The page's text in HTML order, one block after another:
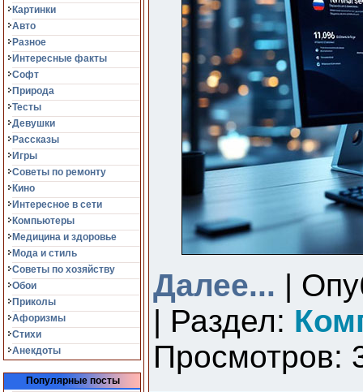
Картинки
Авто
Разное
Интересные факты
Софт
Природа
Тесты
Девушки
Рассказы
Игры
Советы по ремонту
Кино
Интересное в сети
Компьютеры
Медицина и здоровье
Мода и стиль
Советы по хозяйству
Обои
Приколы
Афоризмы
Стихи
Анекдоты
Популярные посты
Далее... |
| Раздел:
Просмотров: